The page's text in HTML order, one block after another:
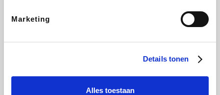
Marketing
Details tonen
Alles toestaan